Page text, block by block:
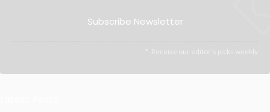
Subscribe Newsletter
Receive our editor's picks weekly